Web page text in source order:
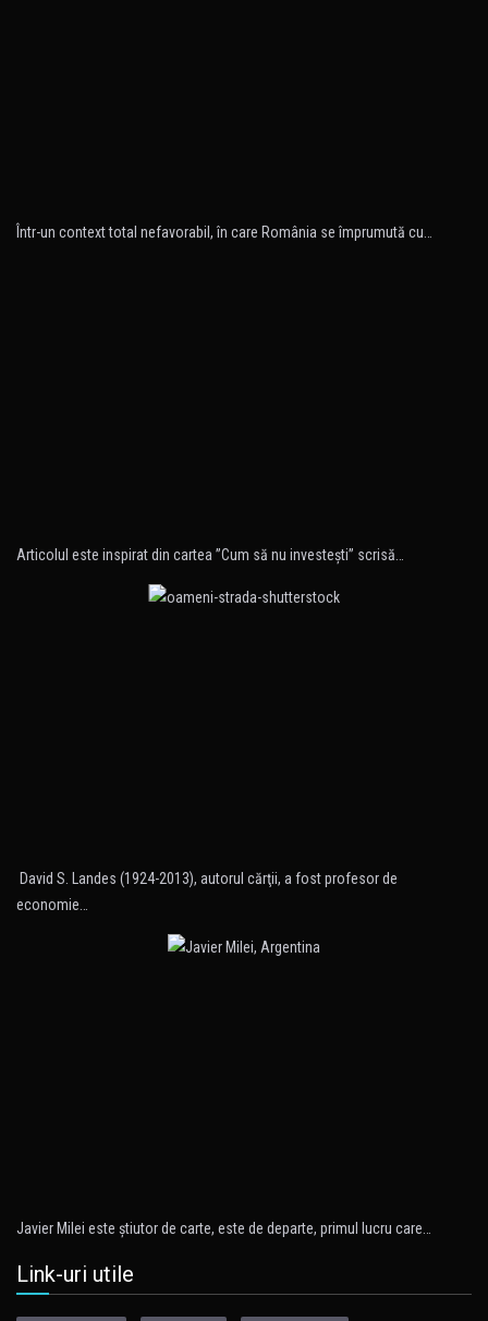
Într-un context total nefavorabil, în care România se împrumută cu…
Articolul este inspirat din cartea ”Cum să nu investeşti” scrisă…
David S. Landes (1924-2013), autorul cărţii, a fost profesor de
economie…
Javier Milei este ştiutor de carte, este de departe, primul lucru care…
Link-uri utile